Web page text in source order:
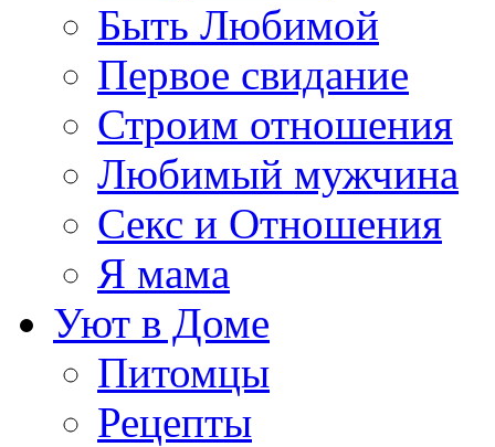
Быть Любимой
Первое свидание
Строим отношения
Любимый мужчина
Секс и Отношения
Я мама
Уют в Доме
Питомцы
Рецепты